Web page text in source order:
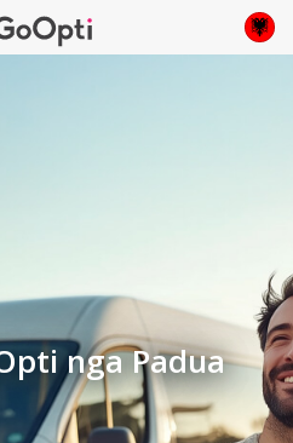
nga Padua